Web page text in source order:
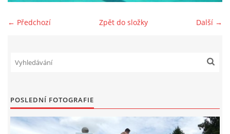
PŘEHLED ZÁVODŮ
← Předchozí Další →
Zpět do složky
POSLEDNÍ FOTOGRAFIE